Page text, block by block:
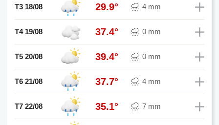
T3 18/08 29.9° 4 mm
T4 19/08 37.4° 0 mm
T5 20/08 39.4° 0 mm
T6 21/08 37.7° 4 mm
T7 22/08 35.1° 7 mm